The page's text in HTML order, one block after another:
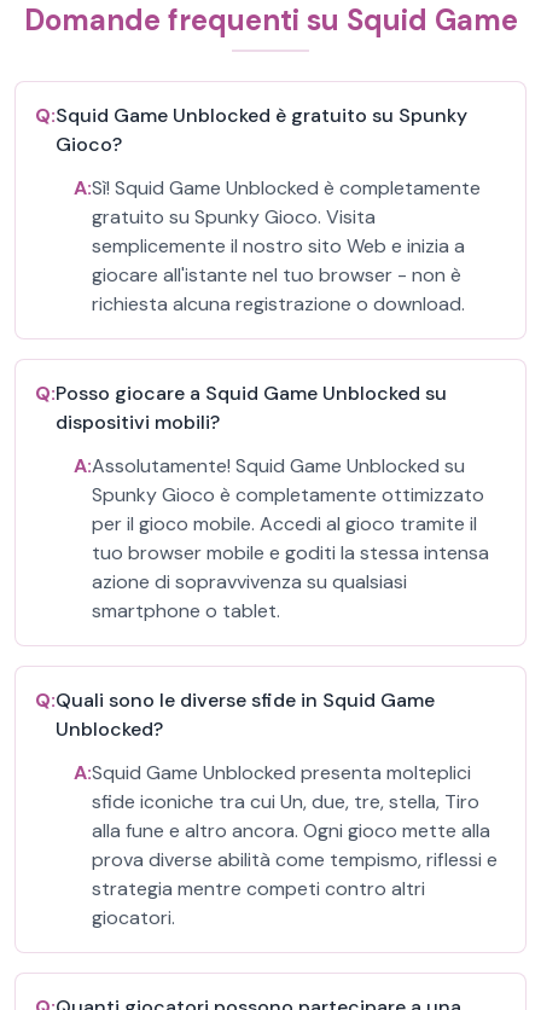
Domande frequenti su Squid Game
Q:Squid Game Unblocked è gratuito su Spunky
Gioco?
A:Sì! Squid Game Unblocked è completamente
gratuito su Spunky Gioco. Visita
semplicemente il nostro sito Web e inizia a
giocare all'istante nel tuo browser - non è
richiesta alcuna registrazione o download.
Q:Posso giocare a Squid Game Unblocked su
dispositivi mobili?
A:Assolutamente! Squid Game Unblocked su
Spunky Gioco è completamente ottimizzato
per il gioco mobile. Accedi al gioco tramite il
tuo browser mobile e goditi la stessa intensa
azione di sopravvivenza su qualsiasi
smartphone o tablet.
Q:Quali sono le diverse sfide in Squid Game
Unblocked?
A:Squid Game Unblocked presenta molteplici
sfide iconiche tra cui Un, due, tre, stella, Tiro
alla fune e altro ancora. Ogni gioco mette alla
prova diverse abilità come tempismo, riflessi e
strategia mentre competi contro altri
giocatori.